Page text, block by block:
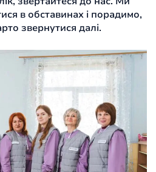
в обставинах і порадимо,
звернутися далі.